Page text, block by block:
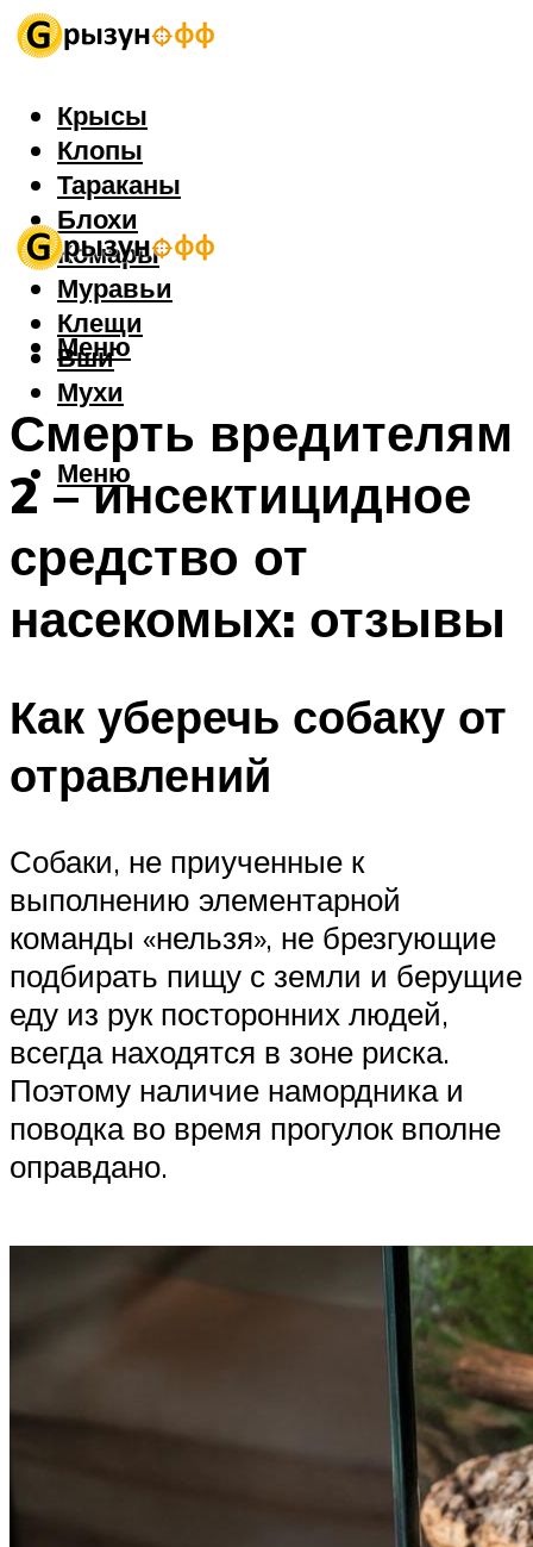
Крысы
Клопы
Тараканы
Блохи
Комары
Муравьи
Клещи
Вши
Мухи
Меню
Меню
Смерть вредителям
2 – инсектицидное
средство от
насекомых: отзывы
Как уберечь собаку от
отравлений
Собаки, не приученные к
выполнению элементарной
команды «нельзя», не брезгующие
подбирать пищу с земли и берущие
еду из рук посторонних людей,
всегда находятся в зоне риска.
Поэтому наличие намордника и
поводка во время прогулок вполне
оправдано.